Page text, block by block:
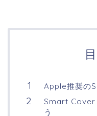
Apple推奨の
Smart Cover
う